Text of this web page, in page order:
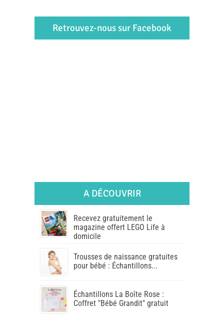
Retrouvez-nous sur Facebook
A DÉCOUVRIR
Recevez gratuitement le
magazine offert LEGO Life à
domicile
Trousses de naissance gratuites
pour bébé : Échantillons...
Échantillons La Boîte Rose :
Coffret "Bébé Grandit" gratuit